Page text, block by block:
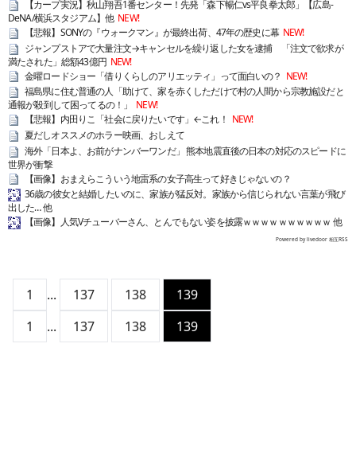
【カープ実況】秋山翔吾1番センター！先発「森下暢仁vs平良拳太郎」【広島-
DeNA/横浜スタジアム】他 NEW!
【悲報】SONYの『ウォークマン』が最終出荷、47年の歴史に幕 NEW!
ジャンプストアで大量注文→キャンセルを繰り返した女を逮捕 「注文で欲求が
満たされた」総額43億円 NEW!
金曜ロードショー「借りくらしのアリエッティ」って面白いの？ NEW!
福島県に住む普通の人「助けて、家を赤くしただけで村の人間から宗教施設だと
通報が殺到して困ってるの！」
NEW!
【悲報】内田りこ「社会に戻りたいです」←これ！ NEW!
夏だしオススメのホラー映画、おしえて
海外「日本よ、お前がナンバーワンだ」 熊本地震直後の日本の対応のスピードに
世界が衝撃
【画像】おまえらこういう地雷系の女子高生って好きじゃないの？
36歳の彼女と結婚したいのに、家族が猛反対。家族から信じられない言葉が飛び
出した… 他
【画像】人気Vチューバーさん、とんでもない姿を披露ｗｗｗｗｗｗｗｗｗｗ 他
Powered by livedoor 相互RSS
1 ... 137 138
139
1
... 137 138 139